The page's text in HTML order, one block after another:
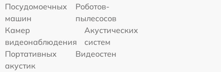
Посудомоечных
машин
Роботов-
пылесосов
Камер
видеонаблюдения
Акустических
систем
Портативных
акустик
Видеостен